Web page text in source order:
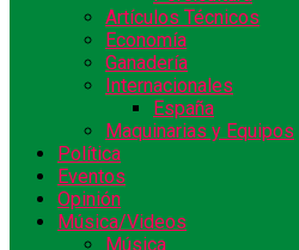
Artículos Técnicos
Economía
Ganadería
Internacionales
España
Maquinarias y Equipos
Política
Eventos
Opinión
Música/Videos
Música